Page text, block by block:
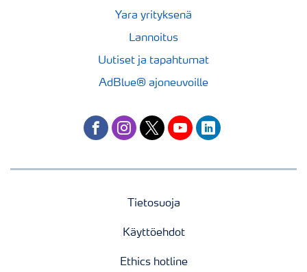
Yara yrityksenä
Lannoitus
Uutiset ja tapahtumat
AdBlue® ajoneuvoille
facebookinstagram
twitteryoutubelinkedin
Tietosuoja
Käyttöehdot
Ethics hotline